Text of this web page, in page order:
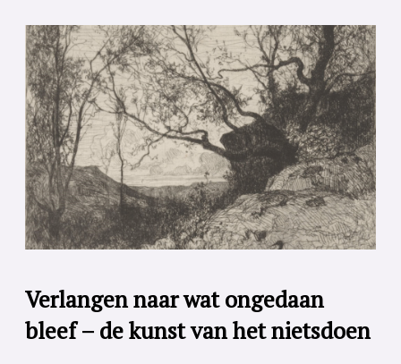
Verlangen naar wat ongedaan
bleef – de kunst van het nietsdoen